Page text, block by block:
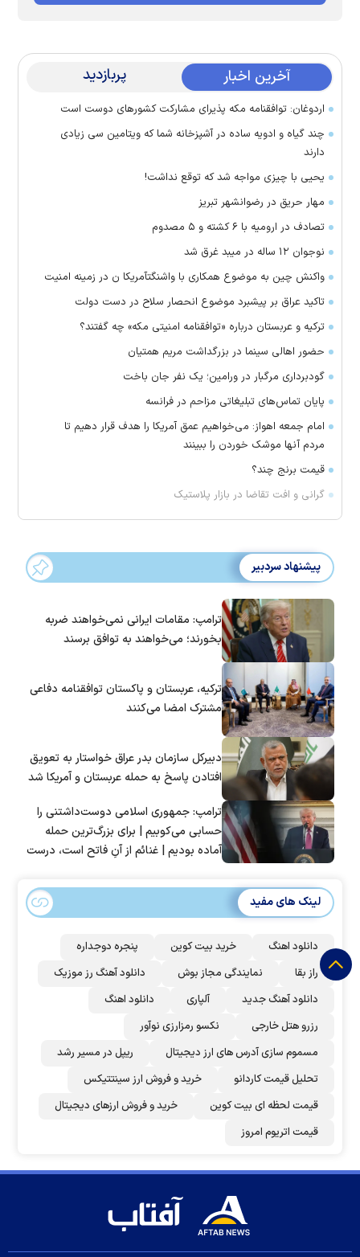
آخرین اخبار پربازدید
اردوغان: توافقنامه مکه پذیرای مشارکت کشور‌های دوست است
چند گیاه و ادویه ساده در آشپزخانه شما که ویتامین سی زیادی
دارند
یحیی با چیزی مواجه شد که توقع نداشت!
مهار حریق در رضوانشهر تبریز
تصادف در ارومیه با ۶ کشته و ۵ مصدوم
نوجوان ۱۲ ساله در میبد غرق شد
واکنش چین به موضوع همکاری با واشنگتآمریکا ن در زمینه امنیت
تاکید عراق بر پیشبرد موضوع انحصار سلاح در دست دولت
ترکیه و عربستان درباره «توافقنامه امنیتی مکه» چه گفتند؟
حضور اهالی سینما در بزرگداشت مریم همتیان
گودبرداری مرگبار در ورامین؛ یک نفر جان باخت
پایان تماس‌های تبلیغاتی مزاحم در فرانسه
امام جمعه اهواز: می‌خواهیم عمق آمریکا را هدف قرار دهیم تا
مردم آنها موشک خوردن را ببینند
قیمت برنج چند؟
گرانی و افت تقاضا در بازار پلاستیک
پیشنهاد سردبیر
ترامپ: مقامات ایرانی نمی‌خواهند ضربه
بخورند؛ می‌خواهند به توافق برسند
ترکیه، عربستان و پاکستان توافقنامه دفاعی
مشترک امضا می‌کنند
دبیرکل سازمان بدر عراق خواستار به تعویق
افتادن پاسخ به حمله عربستان و آمریکا شد
ترامپ: جمهوری اسلامی دوست‌داشتنی را
حسابی می‌کوبیم | برای بزرگ‌ترین حمله
آماده بودیم | غنائم از آنِ فاتح است، درست
لینک های مفید
دانلود اهنگ خرید بیت کوین
پنجره دوجداره
راز بقا
نمایندگی مجاز بوش
دانلود آهنگ رز‌ موزیک
دانلود آهنگ جدید
آلپاری
دانلود اهنگ
رزرو هتل خارجی
نکسو رمزارزی نوآور
مسموم سازی آدرس های ارز دیجیتال
ریپل در مسیر رشد
تحلیل قیمت کاردانو
خرید و فروش ارز سینتتیکس
قیمت لحظه ای بیت کوین
خرید و فروش ارزهای دیجیتال
قیمت اتریوم امروز